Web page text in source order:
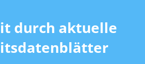
durch aktuelle